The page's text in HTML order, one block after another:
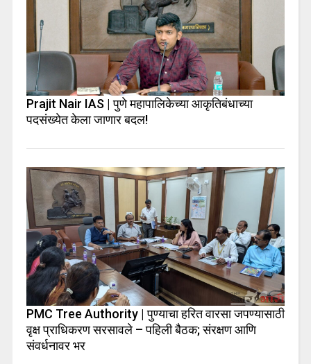
Prajit Nair IAS | पुणे महापालिकेच्या आकृतिबंधाच्या
पदसंख्येत केला जाणार बदल!
PMC Tree Authority | पुण्याचा हरित वारसा जपण्यासाठी
वृक्ष प्राधिकरण सरसावले – पहिली बैठक; संरक्षण आणि
संवर्धनावर भर